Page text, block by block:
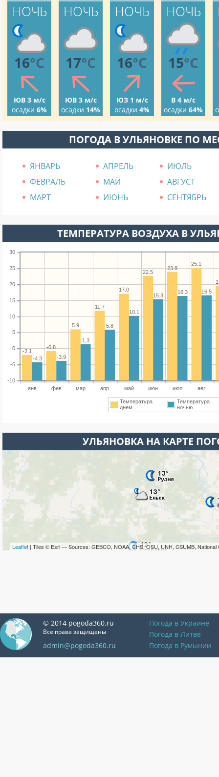
НОЧЬ
16°C
ЮВ 3 м/с
осадки 6%
НОЧЬ
17°C
ЮВ 3 м/с
осадки 14%
НОЧЬ
16°C
ЮЗ 1 м/с
осадки 4%
НОЧЬ
15°C
В 4 м/с
осадки 64%
ПОГОДА В УЛЬЯНОВКЕ ПО
ЯНВАРЬ АПРЕЛЬ
ИЮЛЬ
ФЕВРАЛЬ
МАЙ
АВГУСТ
МАРТ
ИЮНЬ СЕНТЯБРЬ
ТЕМПЕРАТУРА ВОЗДУХА В
янв фев мар апр май июн июл авг
-10
-5
0
5
10
15
20
25
30
25.1
23.8
22.5
17.0
11.7
5.9
-0.8
-2.1
16.5
16.3
15.3
10.1
5.8
1.3
-3.9
-4.3
Температура
днем
Температура
ночью
УЛЬЯНОВКА НА КАРТЕ
Leaflet | Tiles © Esri — Sources: GEBCO, NOAA, CHS, OSU, UNH, CSUMB, National
© 2014 pogoda360.ru
Все права защищены
admin@pogoda360.ru
Погода в Украине
Погода в Литве
Погода в Румынии